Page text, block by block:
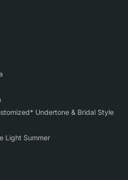
Undertone & Bridal Style
Light Summer